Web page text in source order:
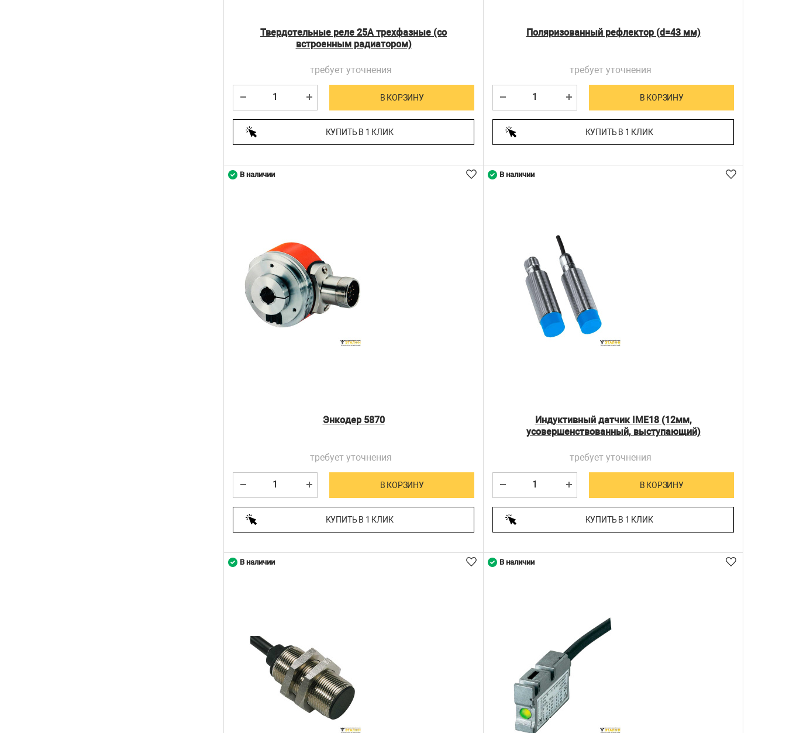
Твердотельные реле 25А трехфазные (со
встроенным радиатором)
требует уточнения
В КОРЗИНУ
КУПИТЬ В 1 КЛИК
Поляризованный рефлектор (d=43 мм)
требует уточнения
В КОРЗИНУ
КУПИТЬ В 1 КЛИК
Энкодер 5870
требует уточнения
В КОРЗИНУ
КУПИТЬ В 1 КЛИК
В наличии
Индуктивный датчик IME18 (12мм,
усовершенствованный, выступающий)
требует уточнения
В КОРЗИНУ
КУПИТЬ В 1 КЛИК
В наличии
В наличии В наличии